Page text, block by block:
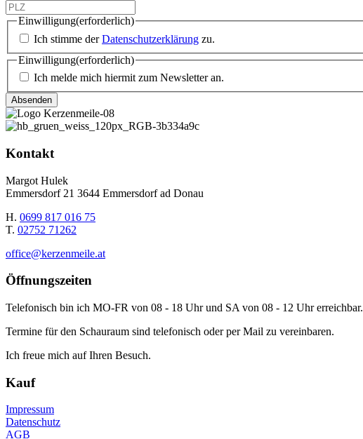
Einwilligung(erforderlich)
Ich stimme derDatenschutzerklärung zu.
Einwilligung(erforderlich)
Ich melde mich hiermit zum Newsletter an.
Kontakt
Margot Hulek
Emmersdorf 21 3644 Emmersdorf ad Donau
H. 0699 817 016 75
T. 02752 71262
office@kerzenmeile.at
Öffnungszeiten
Telefonisch bin ich MO-FR von 08 - 18 Uhr und SA von 08 - 12 Uhr erreichbar.
Termine für den Schauraum sind telefonisch oder per Mail zu vereinbaren.
Ich freue mich auf Ihren Besuch.
Kauf
Impressum
Datenschutz
AGB